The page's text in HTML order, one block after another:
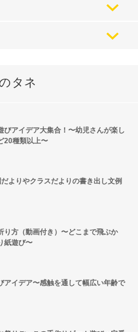
タネ
びアイデア大集合！〜幼児さんが楽し
20種類以上〜
よりやクラスだよりの書き出し文例
り方（動画付き）〜どこまで飛ぶか
紙遊び〜
アイデア〜感触を通して幅広い年齢で